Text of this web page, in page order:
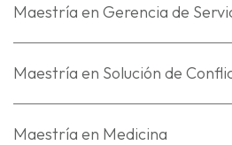
Maestría en Gerencia de
Maestría en Solución de
Maestría en Medicina